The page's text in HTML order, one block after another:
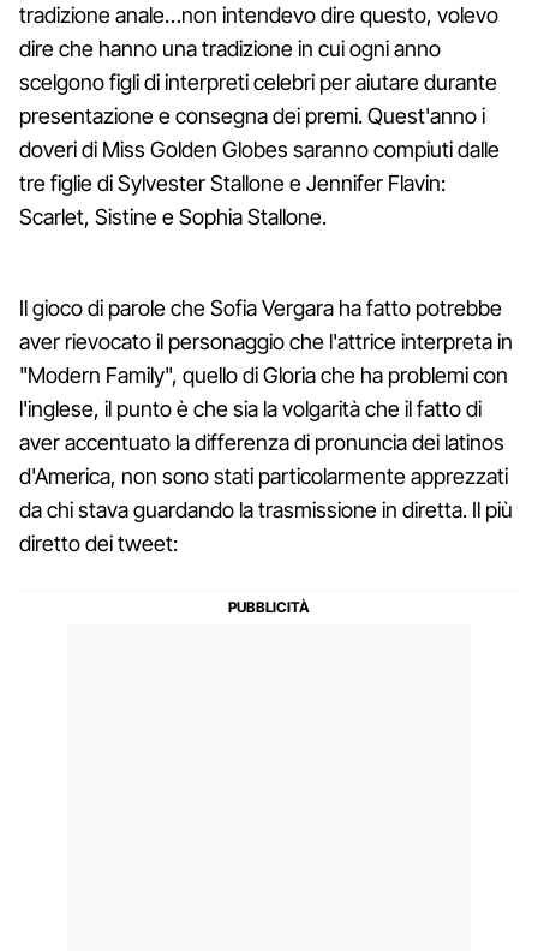
tradizione anale…non intendevo dire questo, volevo
dire che hanno una tradizione in cui ogni anno
scelgono figli di interpreti celebri per aiutare durante
presentazione e consegna dei premi. Quest'anno i
doveri di Miss Golden Globes saranno compiuti dalle
tre figlie di Sylvester Stallone e Jennifer Flavin:
Scarlet, Sistine e Sophia Stallone.
Il gioco di parole che Sofia Vergara ha fatto potrebbe
aver rievocato il personaggio che l'attrice interpreta in
"Modern Family", quello di Gloria che ha problemi con
l'inglese, il punto è che sia la volgarità che il fatto di
aver accentuato la differenza di pronuncia dei latinos
d'America, non sono stati particolarmente apprezzati
da chi stava guardando la trasmissione in diretta. Il più
diretto dei tweet: